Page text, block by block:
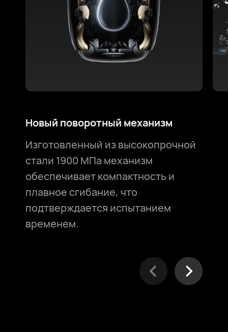
Новый поворотный механизм
Изготовленный из высокопрочной
стали 1900 МПа механизм
обеспечивает компактность и
плавное сгибание, что
подтверждается испытанием
временем.